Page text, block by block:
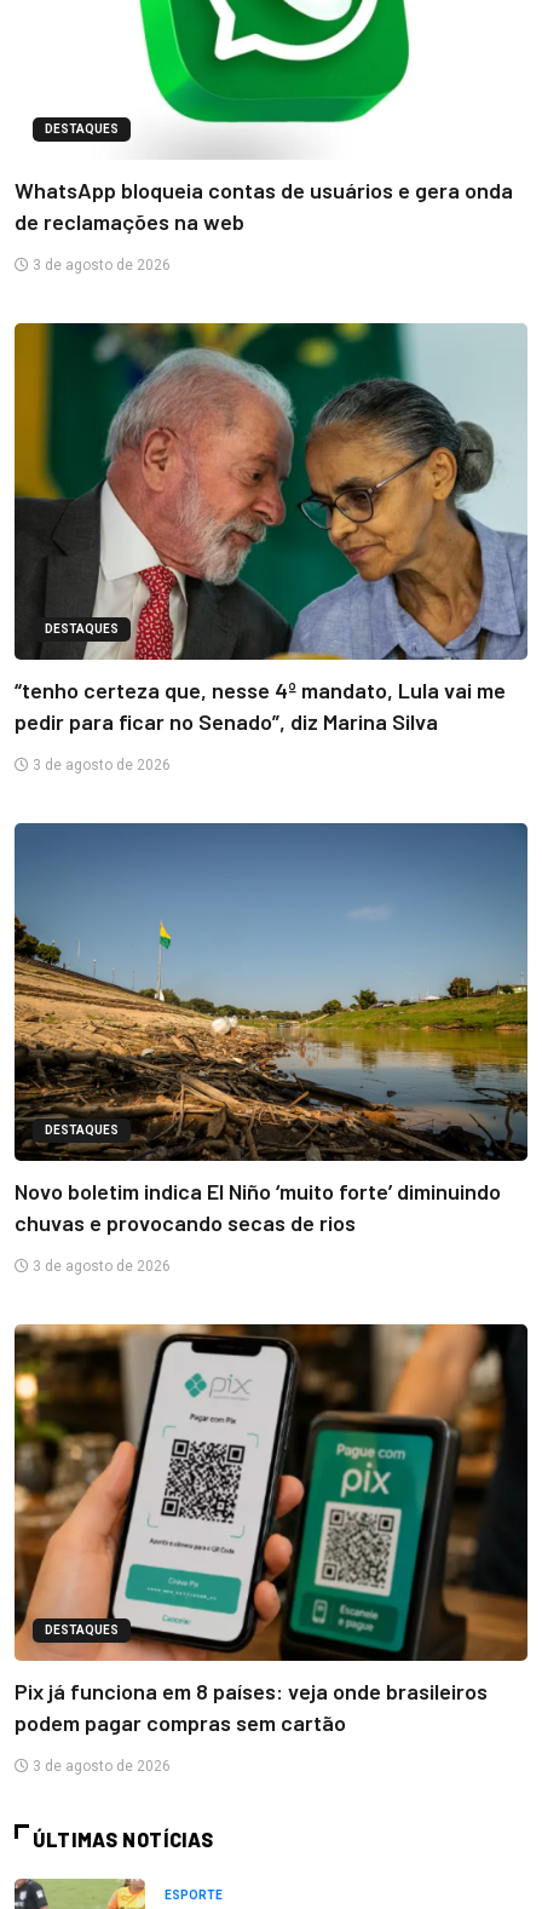
DESTAQUES
WhatsApp bloqueia contas de usuários e gera onda
de reclamações na web
3 de agosto de 2026
DESTAQUES
“tenho certeza que, nesse 4º mandato, Lula vai me
pedir para ficar no Senado”, diz Marina Silva
3 de agosto de 2026
DESTAQUES
Novo boletim indica El Niño ‘muito forte’ diminuindo
chuvas e provocando secas de rios
3 de agosto de 2026
DESTAQUES
Pix já funciona em 8 países: veja onde brasileiros
podem pagar compras sem cartão
3 de agosto de 2026
ÚLTIMAS NOTÍCIAS
ESPORTE